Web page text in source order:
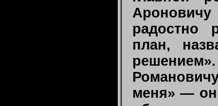
радостно
план,
меня» — он